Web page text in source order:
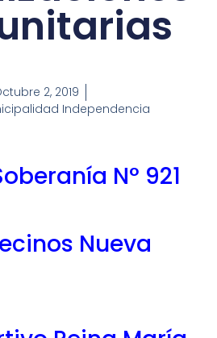
2, 2019
Independencia
N° 921
Nueva